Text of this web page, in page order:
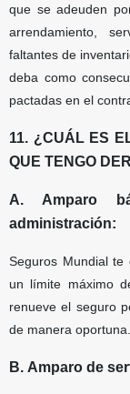
que se adeuden
arrendamiento,
faltantes de
deba como
pactadas en el
11. ¿CUÁL ES
QUE TENGO
A. Amparo
administración:
Seguros Mundial
un límite máximo
renueve el seguro
de manera oportuna.
B. Amparo de